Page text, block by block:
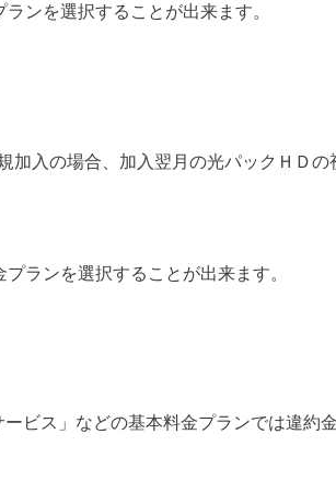
ンを選択することが出来ます。
加入の場合、加入翌月の光パックＨＤの
ランを選択することが出来ます。
ビス」などの基本料金プランでは違約